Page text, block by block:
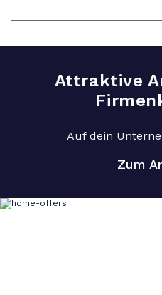
Attraktive
Auf dein
Zum